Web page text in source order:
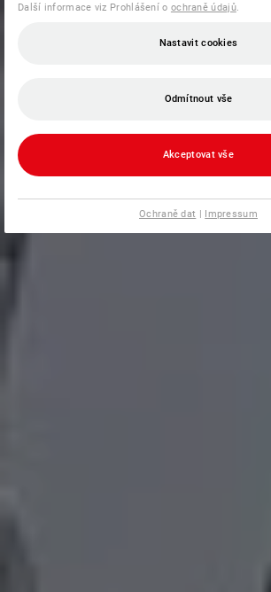
Další informace viz Prohlášení o ochraně údajů.
Nastavit cookies
Odmítnout vše
Akceptovat vše
Ochraně dat | Impressum